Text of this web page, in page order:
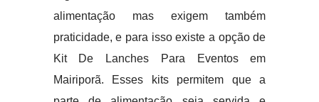
alimentação mas exigem também
praticidade, e para isso existe a opção de
Kit De Lanches Para Eventos em
Mairiporã. Esses kits permitem que a